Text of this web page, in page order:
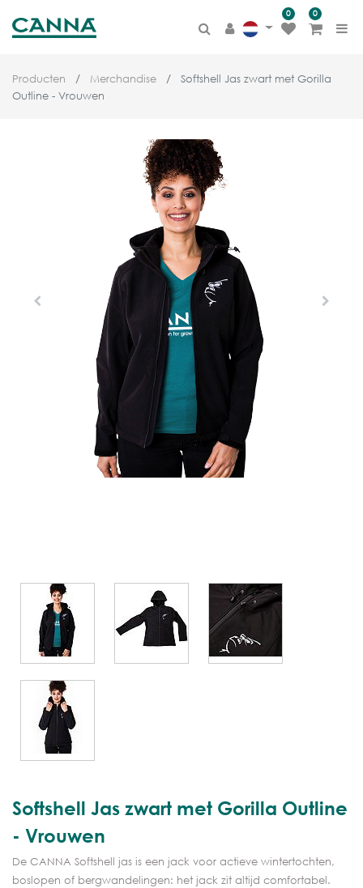
0 0
Producten Merchandise
Softshell Jas zwart met Gorilla
Outline - Vrouwen
Softshell Jas zwart met Gorilla Outline
- Vrouwen
De CANNA Softshell jas is een jack voor actieve wintertochten,
boslopen of bergwandelingen: het jack zit altijd comfortabel.